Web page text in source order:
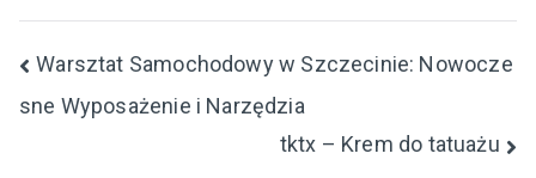
Nawigacja
wpisu
Warsztat Samochodowy w Szczecinie: Nowocze
sne Wyposażenie i Narzędzia
tktx – Krem do tatuażu